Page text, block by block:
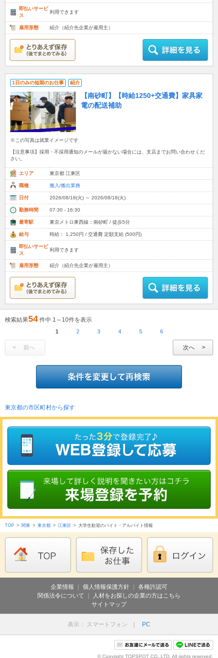
即払いサービ
ス
利用できます
雇用形態 紹介（紹介先企業が雇用主）
1日のみの短期のお仕事 紹介
【南砂町】【時給1250+交通費】家具家
電の配送補助
※この写真は就業イメージです
【注意事項】採用・不採用通知のメールが届かない場合には、支店までお問い合わせくだ
さい。
エリア 東京都 江東区
職種 搬入/搬出業務
日付 2026/08/18(火) ～ 2026/08/18(火)
勤務時間 07:30 - 16:30
最寄駅 東京メトロ東西線：南砂町 / 徒歩5分
給与 時給： 1,250円 / 交通費 定額支給 (500円)
即払いサービ
ス
利用できます
雇用形態 紹介（紹介先企業が雇用主）
検索結果54 件中 1～10件を表示
1 2 3 4 5 6
前へ 次へ
東京都の市区町村から探す
TOP > 関東 > 東京都 > 江東区 > 大学生歓迎のバイト・アルバイト情報
企業情報 ｜ 個人情報保護方針 ｜ 各種許認可
関係法令について ｜
人材をお探しの企業の方はこちら
サイトマップ
表示： スマートフォン | PC
© Copyright TOPSPOT CO.,LTD. All rights reserved.